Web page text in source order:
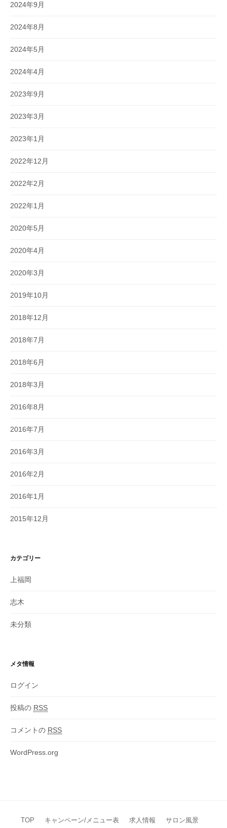
2024年9月
2024年8月
2024年5月
2024年4月
2023年9月
2023年3月
2023年1月
2022年12月
2022年2月
2022年1月
2020年5月
2020年4月
2020年3月
2019年10月
2018年12月
2018年7月
2018年6月
2018年3月
2016年8月
2016年7月
2016年3月
2016年2月
2016年1月
2015年12月
カテゴリー
上福岡
志木
未分類
メタ情報
ログイン
投稿の RSS
コメントの RSS
WordPress.org
TOP キャンペーン/メニュー表 求人情報 サロン風景